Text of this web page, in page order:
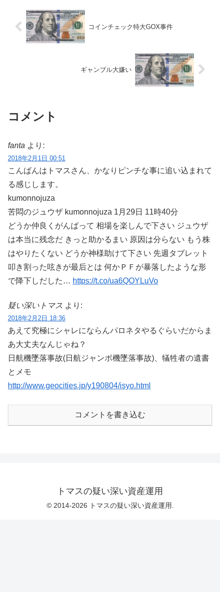
コインチェック特大GOX事件
ギャンブル大嫌い
コメント
fanta より:
2018年2月1日 00:51
こんばんはトマスさん、かなりピンチな事に追い込まれて
る感じします。
kumonnojuza
苦悶のジュウザ kumonnojuza 1月29日 11時40分
どうか仲良くがんばって 相場を楽しんで下さい ジュウザ
は本当に残念だ きっと助かるまい 原因は分らない もう株
はやりたくない どうか神様助けて下さい 先週タブレット
叩き割った呟きが最后とは 何かＰＦが暴落したような形
で降下しだした… https://t.co/ua6QOYLuVo
疑い深いトマス より:
2018年2月2日 18:36
あえて究極にシャレにならんパロネタやるぐらいだからま
あ大丈夫なんじゃね？
日航機墜落事故(日航ジャンボ機墜落事故)、犠牲者の遺書
とメモ
http://www.geocities.jp/y190804/isyo.html
コメントを書き込む
トマスの疑い深い資産運用
© 2014-2026 トマスの疑い深い資産運用.